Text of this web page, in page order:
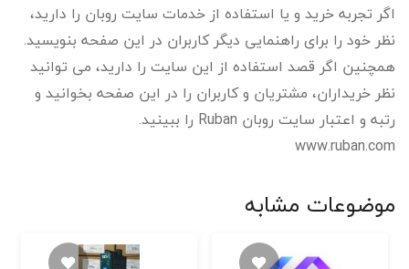
اگر تجربه خرید و یا استفاده از خدمات سایت روبان را دارید،
نظر خود را برای راهنمایی دیگر کاربران در این صفحه بنویسید.
همچنین اگر قصد استفاده از این سایت را دارید، می توانید
نظر خریداران، مشتریان و کاربران را در این صفحه بخوانید و
رتبه و اعتبار سایت روبان Ruban را ببینید.
www.ruban.com
موضوعات مشابه